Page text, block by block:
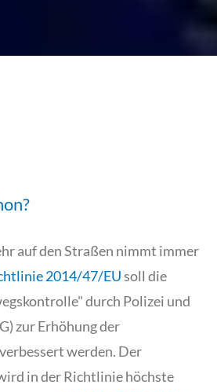
auf den Straßen nimmt immer
2014/47/EUsoll die
durch Polizei und
zur Erhöhung der
werden. Der
in der Richtlinie höchste